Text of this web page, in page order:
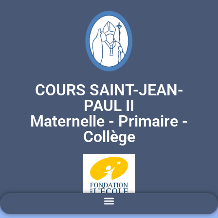
COURS SAINT-JEAN-
PAUL II
Maternelle - Primaire -
Collège